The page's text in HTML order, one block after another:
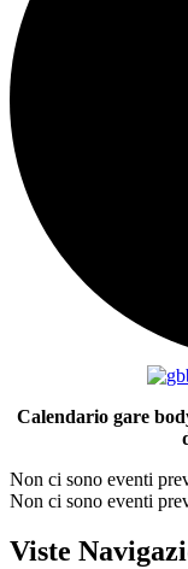
Calendario gare
Non ci sono eventi
Non ci sono eventi
Viste